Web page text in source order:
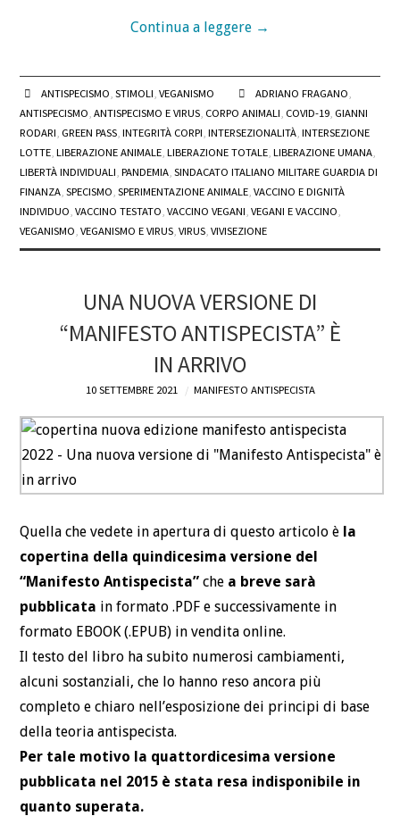
Continua a leggere →
ANTISPECISMO, STIMOLI, VEGANISMO ADRIANO FRAGANO,
ANTISPECISMO,ANTISPECISMO E VIRUS, CORPO ANIMALI, COVID-19, GIANNI
RODARI, GREEN PASS,INTEGRITÀ CORPI,INTERSEZIONALITÀ,INTERSEZIONE
LOTTE,LIBERAZIONE ANIMALE,LIBERAZIONE TOTALE,LIBERAZIONE UMANA,
LIBERTÀ INDIVIDUALI,PANDEMIA,SINDACATO ITALIANO MILITARE GUARDIA DI
FINANZA,SPECISMO,SPERIMENTAZIONE ANIMALE,VACCINO E DIGNITÀ
INDIVIDUO,VACCINO TESTATO,VACCINO VEGANI,VEGANI E VACCINO,
VEGANISMO,VEGANISMO E VIRUS,VIRUS,VIVISEZIONE
UNA NUOVA VERSIONE DI
“MANIFESTO ANTISPECISTA” È
IN ARRIVO
10 SETTEMBRE 2021 MANIFESTO ANTISPECISTA
Quella che vedete in apertura di questo articolo è la
copertina della quindicesima versione del
“Manifesto Antispecista” che a breve sarà
pubblicata in formato .PDF e successivamente in
formato EBOOK (.EPUB) in vendita online.
Il testo del libro ha subito numerosi cambiamenti,
alcuni sostanziali, che lo hanno reso ancora più
completo e chiaro nell’esposizione dei principi di base
della teoria antispecista.
Per tale motivo la quattordicesima versione
pubblicata nel 2015 è stata resa indisponibile in
quanto superata.